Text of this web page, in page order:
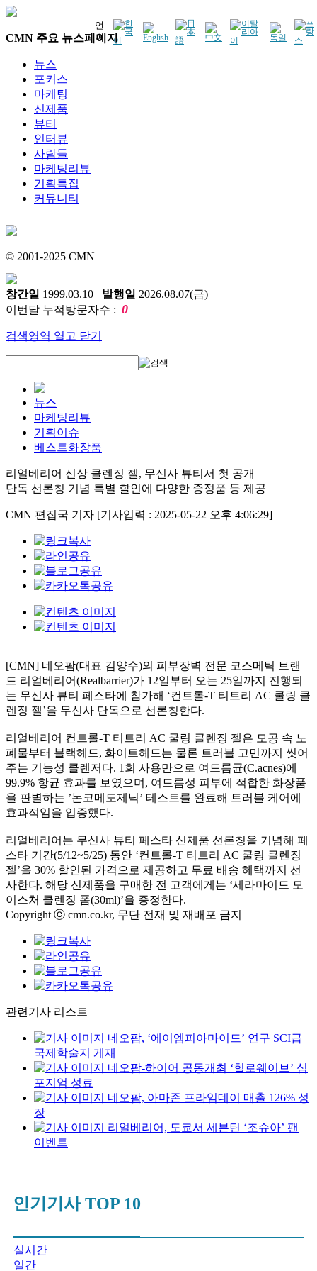
언
어
CMN 주요 뉴스페이지
뉴스
포커스
마케팅
신제품
뷰티
인터뷰
사람들
마케팅리뷰
기획특집
커뮤니티
© 2001-2025 CMN
창간일 1999.03.10 발행일 2026.08.07(금)
이번달 누적방문자수 : 0
검색영역 열고 닫기
뉴스
마케팅리뷰
기획이슈
베스트화장품
리얼베리어 신상 클렌징 젤, 무신사 뷰티서 첫 공개
단독 선론칭 기념 특별 할인에 다양한 증정품 등 제공
CMN 편집국 기자 [기사입력 : 2025-05-22 오후 4:06:29]
[CMN] 네오팜(대표 김양수)의 피부장벽 전문 코스메틱 브랜
드 리얼베리어(Realbarrier)가 12일부터 오는 25일까지 진행되
는 무신사 뷰티 페스타에 참가해 ‘컨트롤-T 티트리 AC 쿨링 클
렌징 젤’을 무신사 단독으로 선론칭한다.
리얼베리어 컨트롤-T 티트리 AC 쿨링 클렌징 젤은 모공 속 노
폐물부터 블랙헤드, 화이트헤드는 물론 트러블 고민까지 씻어
주는 기능성 클렌저다. 1회 사용만으로 여드름균(C.acnes)에
99.9% 항균 효과를 보였으며, 여드름성 피부에 적합한 화장품
을 판별하는 ’논코메도제닉’ 테스트를 완료해 트러블 케어에
효과적임을 입증했다.
리얼베리어는 무신사 뷰티 페스타 신제품 선론칭을 기념해 페
스타 기간(5/12~5/25) 동안 ‘컨트롤-T 티트리 AC 쿨링 클렌징
젤’을 30% 할인된 가격으로 제공하고 무료 배송 혜택까지 선
사한다. 해당 신제품을 구매한 전 고객에게는 ‘세라마이드 모
이스처 클렌징 폼(30ml)’을 증정한다.
Copyright ⓒ cmn.co.kr, 무단 전재 및 재배포 금지
관련기사 리스트
네오팜, ‘에이엠피아마이드’ 연구 SCI급
국제학술지 게재
네오팜-하이어 공동개최 ‘힐로웨이브’ 심
포지엄 성료
네오팜, 아마존 프라임데이 매출 126% 성
장
리얼베리어, 도쿄서 세븐틴 ‘조슈아’ 팬
이벤트
인기기사 TOP 10
실시간
일간